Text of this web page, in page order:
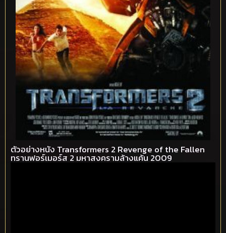
ตัวอย่างหนัง Transformers 2 Revenge of the Fallen
ทรานฟอร์เมอร์ส 2 มหาสงครามล้างแค้น 2009